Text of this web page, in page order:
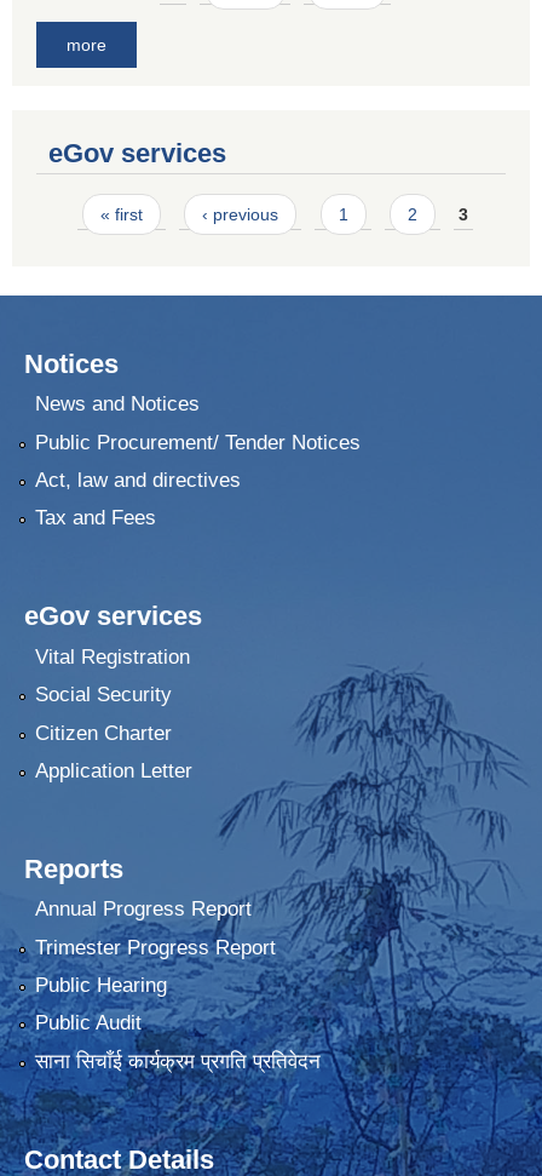
more
eGov services
Pages
« first ‹ previous 1 2 3
Notices
News and Notices
Public Procurement/ Tender Notices
Act, law and directives
Tax and Fees
eGov services
Vital Registration
Social Security
Citizen Charter
Application Letter
Reports
Annual Progress Report
Trimester Progress Report
Public Hearing
Public Audit
साना सिचाँई कार्यक्रम प्रगति प्रतिवेदन
Contact Details